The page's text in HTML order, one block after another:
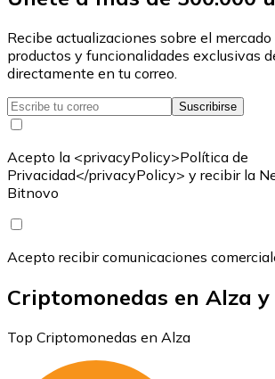
Recibe actualizaciones sobre el
productos y funcionalidades exclusivas
directamente en tu correo.
Suscribirse
Acepto la <privacyPolicy>Política de
Privacidad</privacyPolicy> y recibir la
Bitnovo
Acepto recibir comunicaciones
Criptomonedas en Alza
Top Criptomonedas en Alza